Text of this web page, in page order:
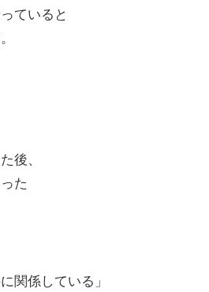
ていると
後、
た
関係している」